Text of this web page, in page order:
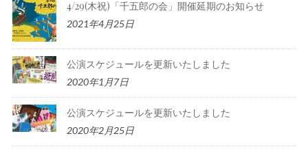
4/29(木祝)「千五郎の会」開催延期のお知らせ
2021年4月25日
公演スケジュールを更新いたしました
2020年1月7日
公演スケジュールを更新いたしました
2020年2月25日